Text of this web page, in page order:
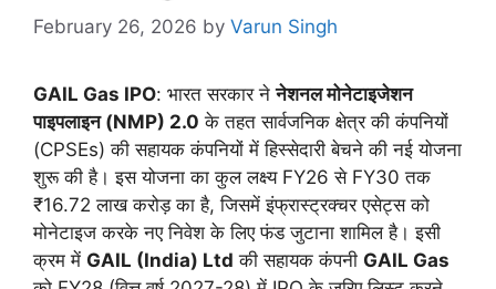
February 26, 2026 by Varun Singh
GAIL Gas IPO: भारत सरकार नेनेशनल मोनेटाइजेशन
पाइपलाइन (NMP) 2.0 के तहत सार्वजनिक क्षेत्र की कंपनियों
(CPSEs) की सहायक कंपनियों में हिस्सेदारी बेचने की नई योजना
शुरू की है। इस योजना का कुल लक्ष्य FY26 से FY30 तक
₹16.72 लाख करोड़ का है, जिसमें इंफ्रास्ट्रक्चर एसेट्स को
मोनेटाइज करके नए निवेश के लिए फंड जुटाना शामिल है। इसी
क्रम में GAIL (India) Ltd की सहायक कंपनी GAIL Gas